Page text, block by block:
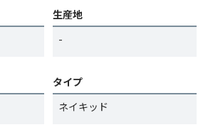
生産地
-
タイプ
ネイキッド